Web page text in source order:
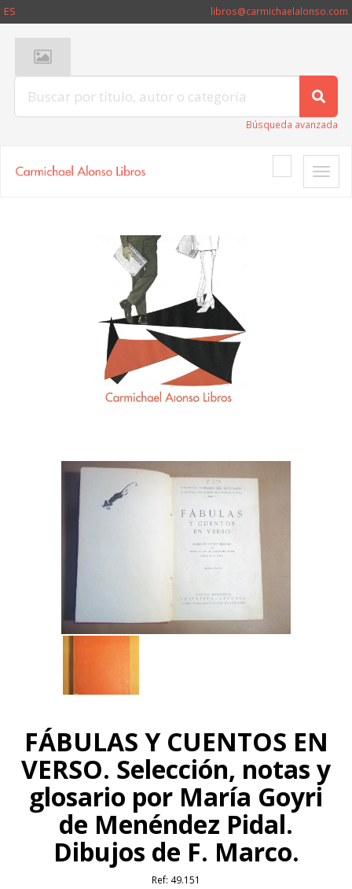
ES libros@carmichaelalonso.com
Búsqueda avanzada
Toggle
FÁBULAS Y CUENTOS EN
VERSO. Selección, notas y
glosario por María Goyri
de Menéndez Pidal.
Dibujos de F. Marco.
Ref: 49.151